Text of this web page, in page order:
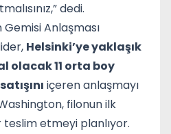
dedi.
Gemisi Anlaşması
Helsinki’ye yaklaşık
olacak 11 orta boy
içeren anlaşmayı
filonun ilk
teslim etmeyi planlıyor.